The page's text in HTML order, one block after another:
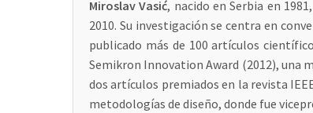
Miroslav Vasić, nacido en Serbia en
2010. Su investigación se centra en
publicado más de 100 artículos
Semikron Innovation Award (2012), una
dos artículos premiados en la revista
metodologías de diseño, donde fue